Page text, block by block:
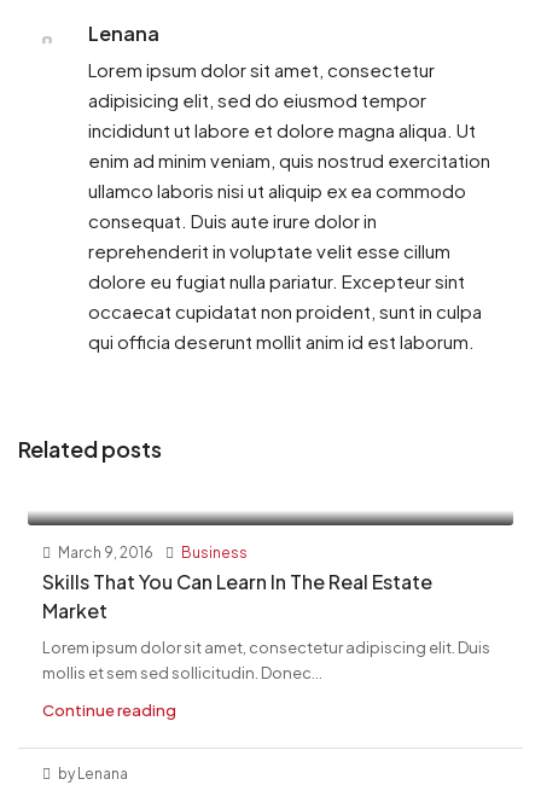
Lenana
Lorem ipsum dolor sit amet, consectetur
adipisicing elit, sed do eiusmod tempor
incididunt ut labore et dolore magna aliqua. Ut
enim ad minim veniam, quis nostrud exercitation
ullamco laboris nisi ut aliquip ex ea commodo
consequat. Duis aute irure dolor in
reprehenderit in voluptate velit esse cillum
dolore eu fugiat nulla pariatur. Excepteur sint
occaecat cupidatat non proident, sunt in culpa
qui officia deserunt mollit anim id est laborum.
Related posts
March 9, 2016 Business
Skills That You Can Learn In The Real Estate
Market
Lorem ipsum dolor sit amet, consectetur adipiscing elit. Duis
mollis et sem sed sollicitudin. Donec...
Continue reading
by Lenana